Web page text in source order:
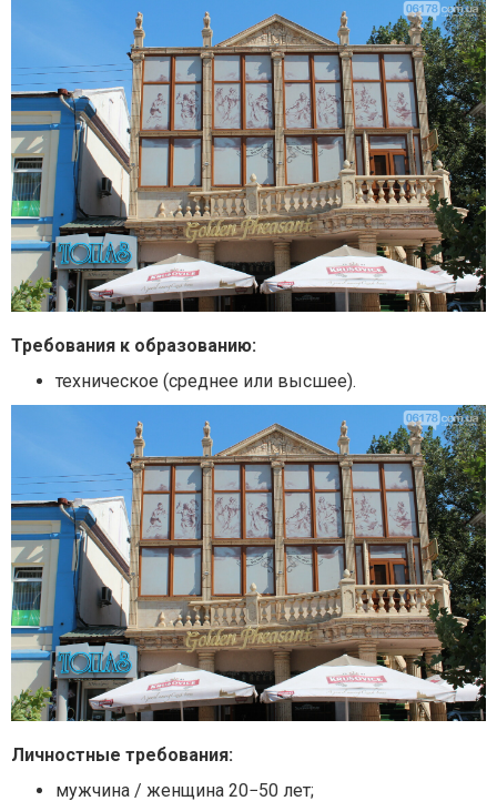
Требования к образованию:
техническое (среднее или высшее).
Личностные требования:
мужчина / женщина 20−50 лет;